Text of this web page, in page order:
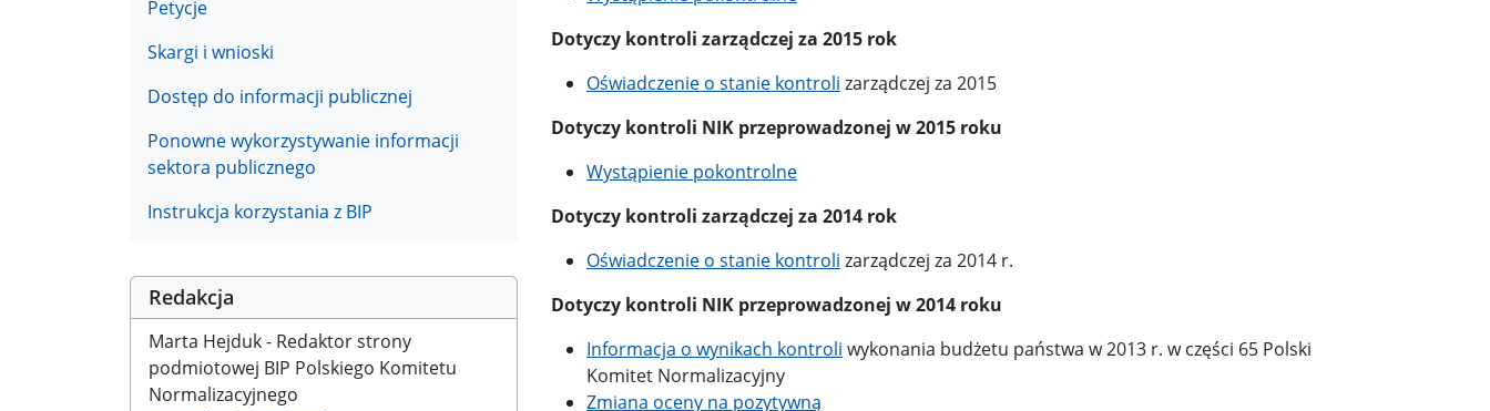
Petycje
Skargi i wnioski
Dostęp do informacji publicznej
Ponowne wykorzystywanie informacji
sektora publicznego
Instrukcja korzystania z BIP
Redakcja
Marta Hejduk - Redaktor strony
podmiotowej BIP Polskiego Komitetu
Normalizacyjnego
Dotyczy kontroli zarządczej za 2015 rok
Oświadczenie o stanie kontroli zarządczej za 2015
Dotyczy kontroli NIK przeprowadzonej w 2015 roku
Wystąpienie pokontrolne
Dotyczy kontroli zarządczej za 2014 rok
Oświadczenie o stanie kontroli zarządczej za 2014 r.
Dotyczy kontroli NIK przeprowadzonej w 2014 roku
Informacja o wynikach kontroli wykonania budżetu państwa w 2013 r. w części 65 Polski
Komitet Normalizacyjny
Zmiana oceny na pozytywną